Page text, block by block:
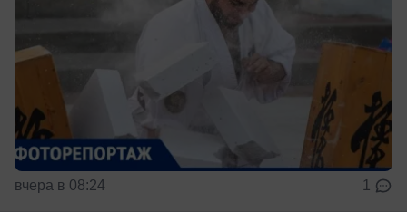
вчера в 08:24 1